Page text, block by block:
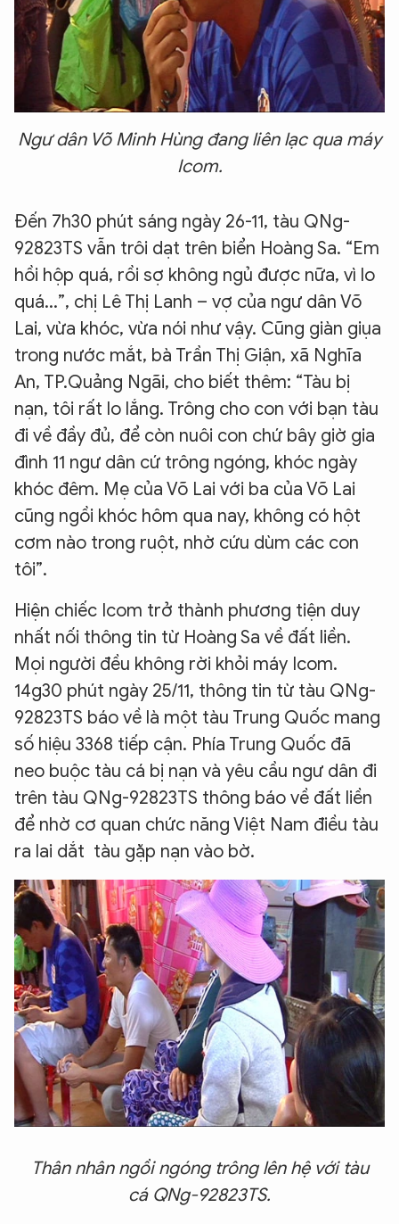
Ngư dân Võ Minh Hùng đang liên lạc qua máy
Icom.
Đến 7h30 phút sáng ngày 26-11, tàu QNg-
92823TS vẫn trôi dạt trên biển Hoàng Sa. “Em
hồi hộp quá, rồi sợ không ngủ được nữa, vì lo
quá...”, chị Lê Thị Lanh – vợ của ngư dân Võ
Lai, vừa khóc, vừa nói như vậy. Cũng giàn giụa
trong nước mắt, bà Trần Thị Giận, xã Nghĩa
An, TP.Quảng Ngãi, cho biết thêm: “Tàu bị
nạn, tôi rất lo lắng. Trông cho con với bạn tàu
đi về đầy đủ, để còn nuôi con chứ bây giờ gia
đình 11 ngư dân cứ trông ngóng, khóc ngày
khóc đêm. Mẹ của Võ Lai với ba của Võ Lai
cũng ngồi khóc hôm qua nay, không có hột
cơm nào trong ruột, nhờ cứu dùm các con
tôi”.
Hiện chiếc Icom trở thành phương tiện duy
nhất nối thông tin từ Hoàng Sa về đất liền.
Mọi người đều không rời khỏi máy Icom.
14g30 phút ngày 25/11, thông tin từ tàu QNg-
92823TS báo về là một tàu Trung Quốc mang
số hiệu 3368 tiếp cận. Phía Trung Quốc đã
neo buộc tàu cá bị nạn và yêu cầu ngư dân đi
trên tàu QNg-92823TS thông báo về đất liền
để nhờ cơ quan chức năng Việt Nam điều tàu
ra lai dắt tàu gặp nạn vào bờ.
Thân nhân ngồi ngóng trông lên hệ với tàu
cá QNg-92823TS.